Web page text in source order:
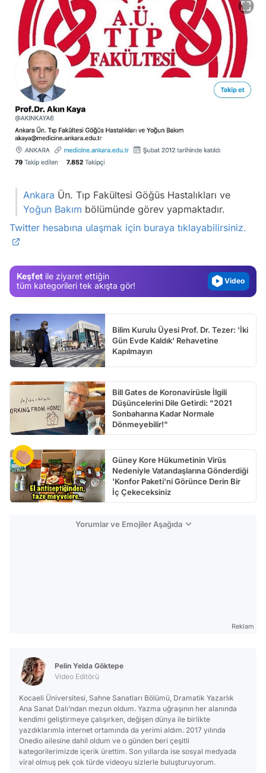
Ankara Ün. Tıp Fakültesi Göğüs Hastalıkları ve
Yoğun Bakım bölümünde görev yapmaktadır.
Twitter hesabına ulaşmak için buraya tıklayabilirsiniz.
Keşfet ile ziyaret ettiğin
tüm kategorileri tek akışta gör!
Gündem
Test
Bilim Kurulu Üyesi Prof. Dr. Tezer: 'İki
Gün Evde Kaldık' Rehavetine
Kapılmayın
Bill Gates de Koronavirüsle İlgili
Düşüncelerini Dile Getirdi: "2021
Sonbaharına Kadar Normale
Dönmeyebilir!"
Güney Kore Hükumetinin Virüs
Nedeniyle Vatandaşlarına Gönderdiği
'Konfor Paketi'ni Görünce Derin Bir
İç Çekeceksiniz
Yorumlar ve Emojiler Aşağıda
Reklam
Pelin Yelda Göktepe
Video Editörü
Kocaeli Üniversitesi, Sahne Sanatları Bölümü, Dramatik Yazarlık
Ana Sanat Dalı’ndan mezun oldum. Yazma uğraşının her alanında
kendimi geliştirmeye çalışırken, değişen dünya ile birlikte
yazdıklarımla internet ortamında da yerimi aldım. 2017 yılında
Onedio ailesine dahil oldum ve o günden beri çeşitli
kategorilerimizde içerik ürettim. Son yıllarda ise sosyal medyada
viral olmuş pek çok türde videoyu sizlerle buluşturuyorum.